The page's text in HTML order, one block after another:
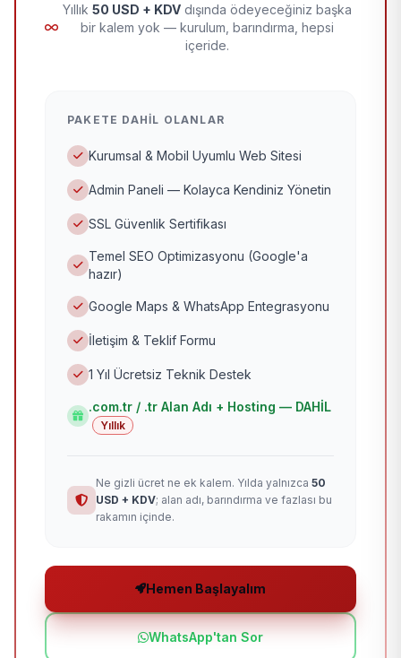
Yıllık 50 USD + KDV dışında ödeyeceğiniz başka
bir kalem yok — kurulum, barındırma, hepsi
içeride.
PAKETE DAHIL OLANLAR
Kurumsal & Mobil Uyumlu Web Sitesi
Admin Paneli — Kolayca Kendiniz Yönetin
SSL Güvenlik Sertifikası
Temel SEO Optimizasyonu (Google'a
hazır)
Google Maps & WhatsApp Entegrasyonu
İletişim & Teklif Formu
1 Yıl Ücretsiz Teknik Destek
.com.tr / .tr Alan Adı + Hosting — DAHİL
Yıllık
Ne gizli ücret ne ek kalem. Yılda yalnızca 50
USD + KDV; alan adı, barındırma ve fazlası bu
rakamın içinde.
Hemen Başlayalım
WhatsApp'tan Sor